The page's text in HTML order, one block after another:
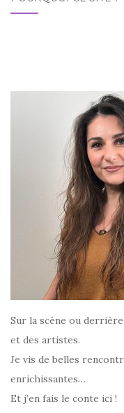
SEIN
Sur la scène ou
et des artistes.
Je vis de belles
enrichissantes…
Et j’en fais le conte ici !